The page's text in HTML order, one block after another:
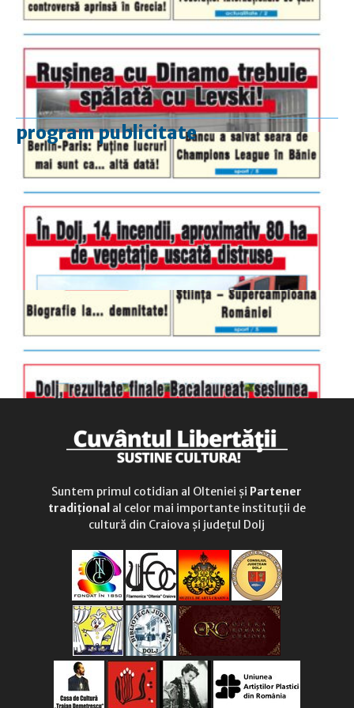
program publicitate
luni-vineri
9.00 - 17.00
duminică
9.00 - 12.00
Suntem primul cotidian al Olteniei și Partener
tradițional al celor mai importante instituții de
cultură din Craiova și județul Dolj